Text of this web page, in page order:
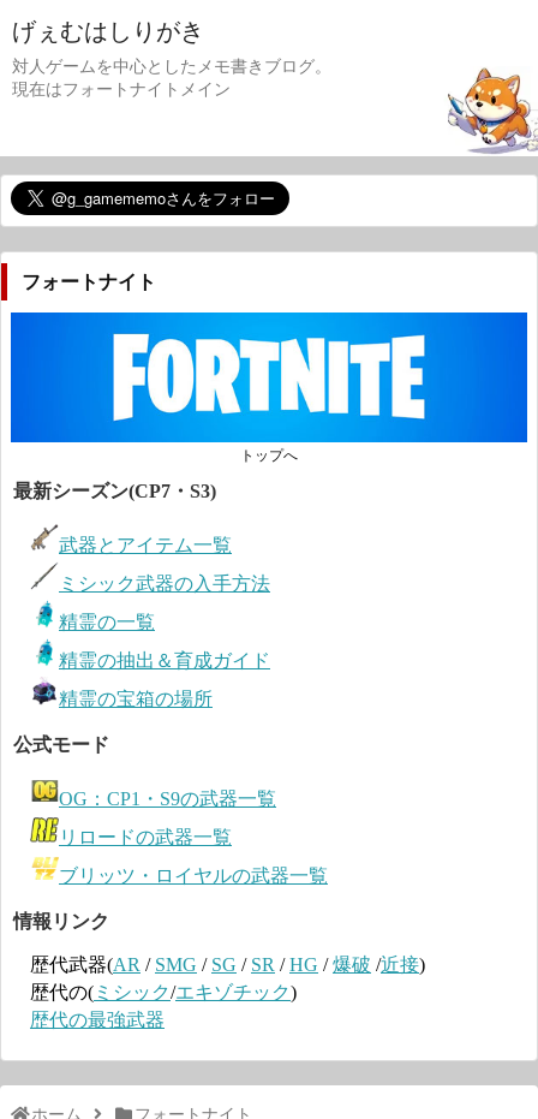
げぇむはしりがき
対人ゲームを中心としたメモ書きブログ。
現在はフォートナイトメイン
フォートナイト
トップへ
最新シーズン(CP7・S3)
武器とアイテム一覧
ミシック武器の入手方法
精霊の一覧
精霊の抽出＆育成ガイド
精霊の宝箱の場所
公式モード
OG：CP1・S9の武器一覧
リロードの武器一覧
ブリッツ・ロイヤルの武器一覧
情報リンク
歴代武器(AR / SMG / SG / SR /HG /爆破 /近接)
歴代の( ミシック/エキゾチック)
歴代の最強武器
ホーム フォートナイト